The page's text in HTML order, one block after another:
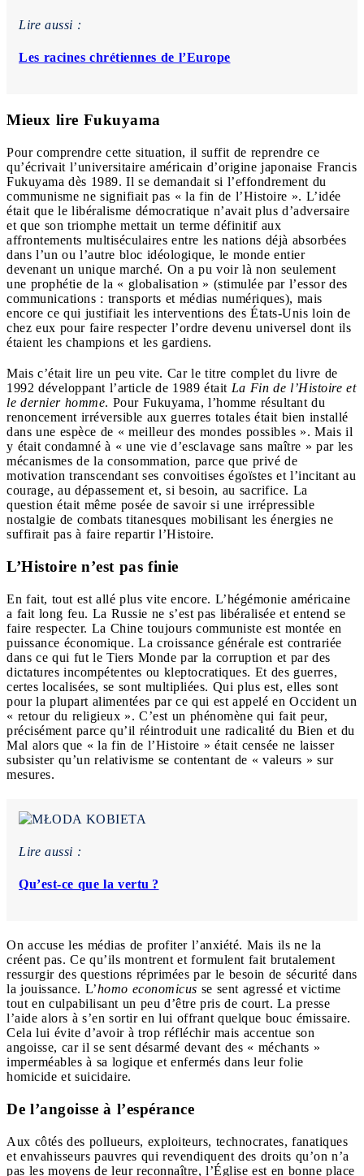
Lire aussi :
Les racines chrétiennes de l’Europe
Mieux lire Fukuyama
Pour comprendre cette situation, il suffit de reprendre ce
qu’écrivait l’universitaire américain d’origine japonaise Francis
Fukuyama dès 1989. Il se demandait si l’effondrement du
communisme ne signifiait pas « la fin de l’Histoire ». L’idée
était que le libéralisme démocratique n’avait plus d’adversaire
et que son triomphe mettait un terme définitif aux
affrontements multiséculaires entre les nations déjà absorbées
dans l’un ou l’autre bloc idéologique, le monde entier
devenant un unique marché. On a pu voir là non seulement
une prophétie de la « globalisation » (stimulée par l’essor des
communications : transports et médias numériques), mais
encore ce qui justifiait les interventions des États-Unis loin de
chez eux pour faire respecter l’ordre devenu universel dont ils
étaient les champions et les gardiens.
Mais c’était lire un peu vite. Car le titre complet du livre de
1992 développant l’article de 1989 était La Fin de l’Histoire et
le dernier homme. Pour Fukuyama, l’homme résultant du
renoncement irréversible aux guerres totales était bien installé
dans une espèce de « meilleur des mondes possibles ». Mais il
y était condamné à « une vie d’esclavage sans maître » par les
mécanismes de la consommation, parce que privé de
motivation transcendant ses convoitises égoïstes et l’incitant au
courage, au dépassement et, si besoin, au sacrifice. La
question était même posée de savoir si une irrépressible
nostalgie de combats titanesques mobilisant les énergies ne
suffirait pas à faire repartir l’Histoire.
L’Histoire n’est pas finie
En fait, tout est allé plus vite encore. L’hégémonie américaine
a fait long feu. La Russie ne s’est pas libéralisée et entend se
faire respecter. La Chine toujours communiste est montée en
puissance économique. La croissance générale est contrariée
dans ce qui fut le Tiers Monde par la corruption et par des
dictatures incompétentes ou kleptocratiques. Et des guerres,
certes localisées, se sont multipliées. Qui plus est, elles sont
pour la plupart alimentées par ce qui est appelé en Occident un
« retour du religieux ». C’est un phénomène qui fait peur,
précisément parce qu’il réintroduit une radicalité du Bien et du
Mal alors que « la fin de l’Histoire » était censée ne laisser
subsister qu’un relativisme se contentant de « valeurs » sur
mesures.
Lire aussi :
Qu’est-ce que la vertu ?
On accuse les médias de profiter l’anxiété. Mais ils ne la
créent pas. Ce qu’ils montrent et formulent fait brutalement
ressurgir des questions réprimées par le besoin de sécurité dans
la jouissance. L’homo economicus se sent agressé et victime
tout en culpabilisant un peu d’être pris de court. La presse
l’aide alors à s’en sortir en lui offrant quelque bouc émissaire.
Cela lui évite d’avoir à trop réfléchir mais accentue son
angoisse, car il se sent désarmé devant des « méchants »
imperméables à sa logique et enfermés dans leur folie
homicide et suicidaire.
De l’angoisse à l’espérance
Aux côtés des pollueurs, exploiteurs, technocrates, fanatiques
et envahisseurs pauvres qui revendiquent des droits qu’on n’a
pas les moyens de leur reconnaître, l’Église est en bonne place